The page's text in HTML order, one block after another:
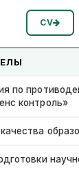
CV
по
контроль»